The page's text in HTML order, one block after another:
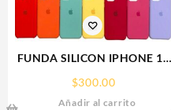
FUNDA SILICON IPHONE 13
SILICONE CASE SPC
$300.00
Añadir al carrito